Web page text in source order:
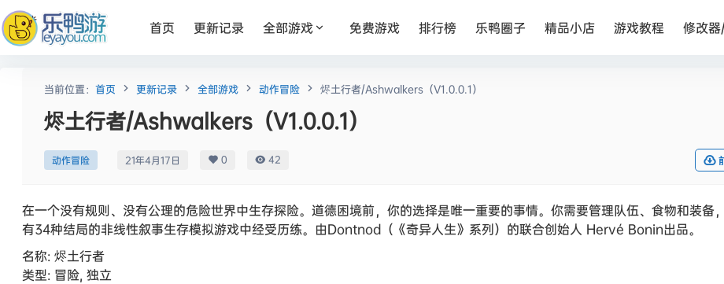
首页 更新记录 全部游戏 免费游戏 排行榜 乐鸭圈子 精品小店 游戏教程 修改
当前位置： 首页 更新记录 全部游戏 动作冒险 烬土行者/Ashwalkers（V1.0.0.1）
烬土行者/Ashwalkers（V1.0.0.1）
动作冒险 21年4月17日 0 42
在一个没有规则、没有公理的危险世界中生存探险。道德困境前，你的选择是唯一重要的事情。你需要管理队伍、食物和装备
有34种结局的非线性叙事生存模拟游戏中经受历练。由Dontnod（《奇异人生》系列）的联合创始人 Hervé Bonin出品。
名称: 烬土行者
类型: 冒险, 独立